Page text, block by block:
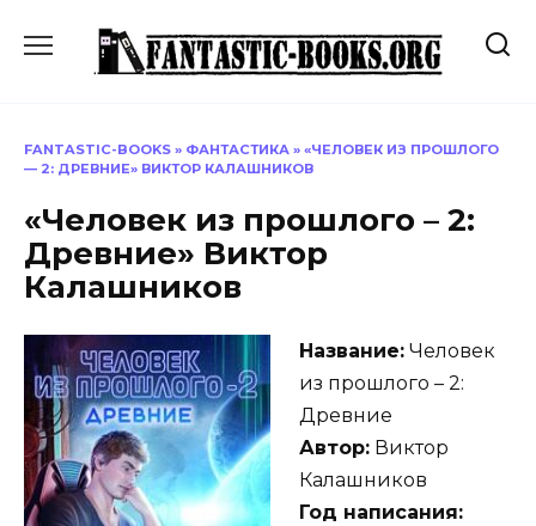
содержанию
FANTASTIC-BOOKS » ФАНТАСТИКА » «ЧЕЛОВЕК ИЗ ПРОШЛОГО
— 2: ДРЕВНИЕ» ВИКТОР КАЛАШНИКОВ
«Человек из прошлого – 2:
Древние» Виктор
Калашников
Название: Человек
из прошлого – 2:
Древние
Автор: Виктор
Калашников
Год написания: